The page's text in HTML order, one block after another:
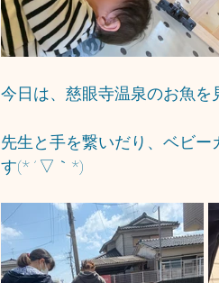
今日は、慈眼寺温泉のお魚
先生と手を繋いだり、ベビ
す(*´▽｀*)